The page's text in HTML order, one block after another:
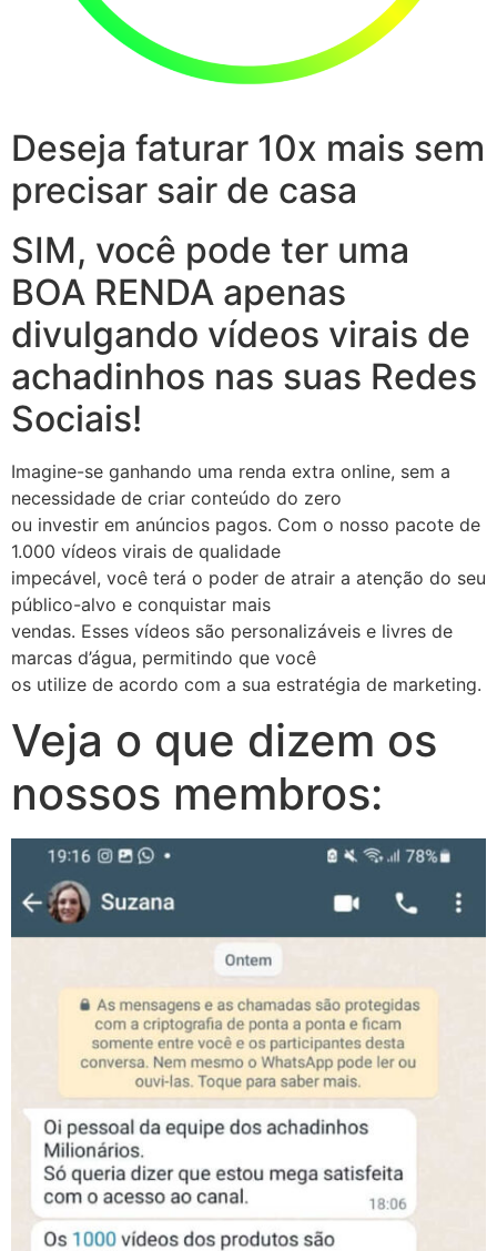
Deseja faturar 10x mais sem
precisar sair de casa
SIM, você pode ter uma
BOA RENDA apenas
divulgando vídeos virais de
achadinhos nas suas Redes
Sociais!
Imagine-se ganhando uma renda extra online, sem a
necessidade de criar conteúdo do zero
ou investir em anúncios pagos. Com o nosso pacote de
1.000 vídeos virais de qualidade
impecável, você terá o poder de atrair a atenção do seu
público-alvo e conquistar mais
vendas. Esses vídeos são personalizáveis e livres de
marcas d’água, permitindo que você
os utilize de acordo com a sua estratégia de marketing.
Veja o que dizem os
nossos membros: